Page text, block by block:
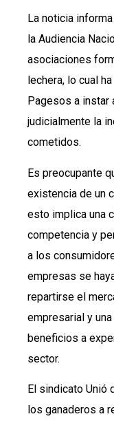
La noticia
la Audiencia
asociaciones
lechera, lo cual
Pagesos a instar
judicialmente la
cometidos.
Es preocupante
existencia de un
esto implica una
competencia y
a los
empresas se
repartirse el
empresarial y
beneficios a
sector.
El sindicato Unió
los ganaderos a